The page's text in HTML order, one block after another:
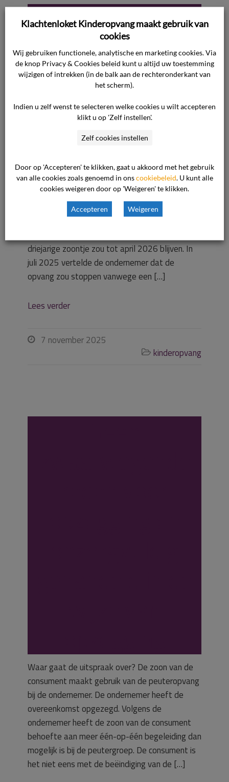
Onterechte
beëindiging van
de
opvangovereenk
omst
Waar gaat de uitspraak over? De zaak gaat
over de opzegging van de
kinderopvangovereenkomst tussen de
consument en de ondernemer. De consument
maakte al 18 jaar gebruik van dezelfde
driejarige zoontje zou tot april 2026 blijven. In
juli 2025 vertelde de ondernemer dat de
opvang zou stoppen vanwege een […]
Lees verder
 7 november 2025
 kinderopvang
Waar gaat de uitspraak over? De zoon van de
consument maakt gebruik van de peuteropvang
bij de ondernemer. De ondernemer heeft de
overeenkomst opgezegd. Volgens de
ondernemer heeft de zoon van de consument
behoefte aan meer één-op-één begeleiding dan
mogelijk is bij de peutergroep. De consument is
het niet eens met de beëindiging van de […]
Klachtenloket Kinderopvang maakt gebruik van
cookies
Wij gebruiken functionele, analytische en marketing cookies. Via
de knop Privacy & Cookies beleid kunt u altijd uw toestemming
wijzigen of intrekken (in de balk aan de rechteronderkant van
het scherm).
Indien u zelf wenst te selecteren welke cookies u wilt accepteren
klikt u op 'Zelf instellen'.
Zelf cookies instellen
Door op 'Accepteren' te klikken, gaat u akkoord met het gebruik
van alle cookies zoals genoemd in onscookiebeleid . U kunt alle
cookies weigeren door op 'Weigeren' te klikken.
Accepteren Weigeren